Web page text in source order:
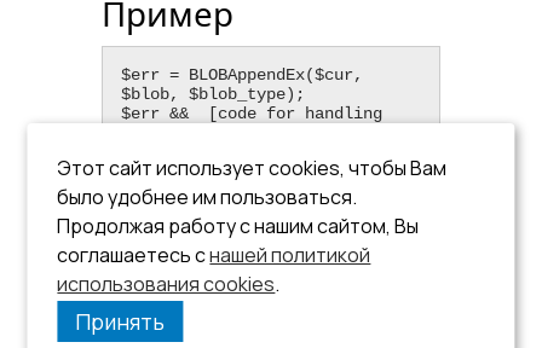
Пример
$err = BLOBAppendEx($cur,
$blob, $blob_type);
$err &&  [code for handling
См. также функции:
BLOBAppend,BLOBClear
BLOBGetSize,BLOBGetData
BLOBAddEx.
Этот сайт использует cookies, чтобы Вам
было удобнее им пользоваться.
Продолжая работу с нашим сайтом, Вы
соглашаетесь снашей политикой
использования cookies.
Принять